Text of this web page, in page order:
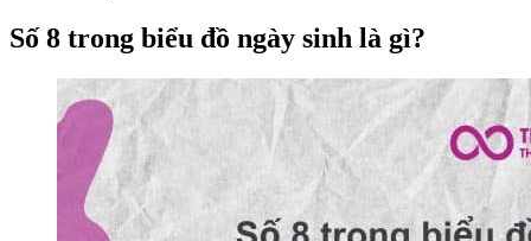
Số 8 trong biểu đồ ngày sinh là gì?